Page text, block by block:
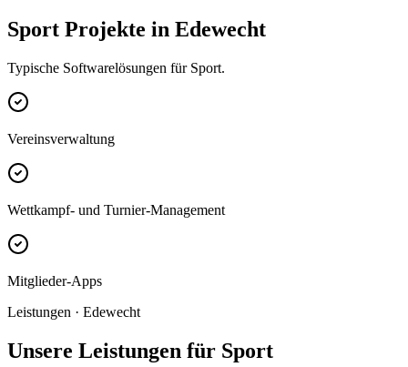
Sport Projekte in Edewecht
Typische Softwarelösungen für Sport.
Vereinsverwaltung
Wettkampf- und Turnier-Management
Mitglieder-Apps
Leistungen · Edewecht
Unsere Leistungen für Sport